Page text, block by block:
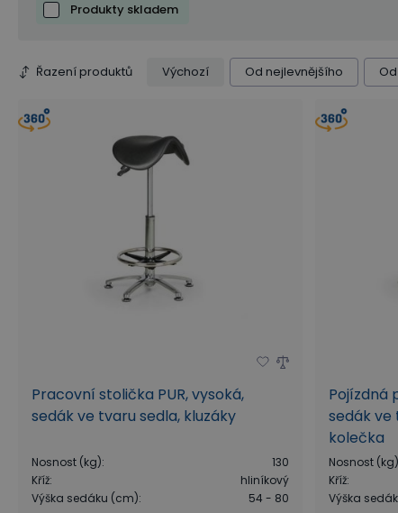
Produkty skladem
Řazení produktů Výchozí Od nejlevnějšího
Pracovní stolička PUR, vysoká,
sedák ve tvaru sedla, kluzáky
Nosnost (kg):
130
Kříž:
hliníkový
Výška sedáku (cm): 54 - 80
Pojízdná
sedák ve
kolečka
Nosnost (kg)
Kříž:
Výška